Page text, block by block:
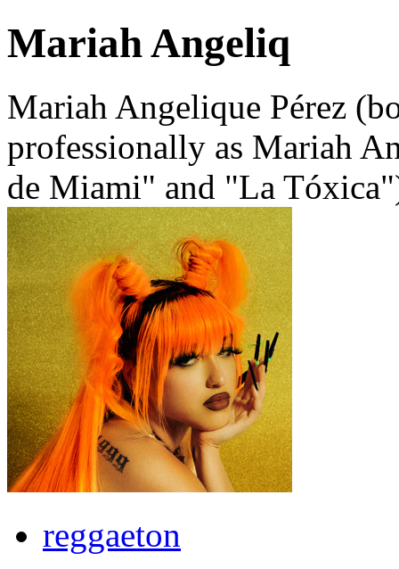
Mariah Angeliq
Mariah Angelique Pérez
professionally as Mariah
de Miami" and "La
reggaeton